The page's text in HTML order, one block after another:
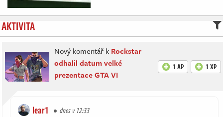
AKTIVITA
Nový komentář k Rockstar
odhalil datum velké
prezentace GTA VI
1 AP 1 XP
lear1 dnes v 12:33